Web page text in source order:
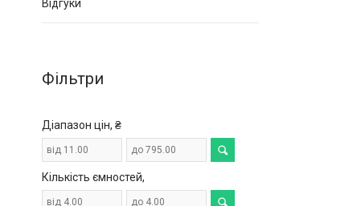
Відгуки
Фільтри
Діапазон цін, ₴
Кількість ємностей,